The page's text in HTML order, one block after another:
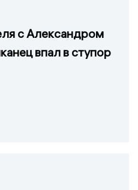
с Александром
впал в ступор